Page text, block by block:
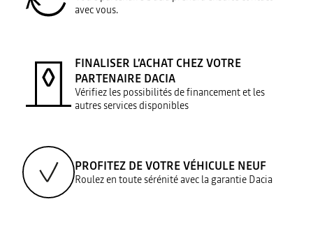
avec vous.
FINALISER L’ACHAT CHEZ VOTRE
PARTENAIRE DACIA
Vérifiez les possibilités de financement et les
autres services disponibles
PROFITEZ DE VOTRE VÉHICULE NEUF
Roulez en toute sérénité avec la garantie Dacia